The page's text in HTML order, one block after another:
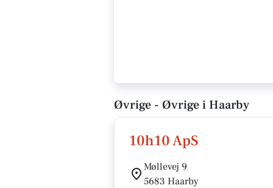
Øvrige - Øvrige i Haarby
10h10 ApS
Møllevej 9
5683 Haarby